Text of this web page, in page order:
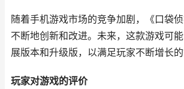
随着手机游戏市场的竞争加剧，《口袋
不断地创新和改进。未来，这款游戏可
展版本和升级版，以满足玩家不断增长的
玩家对游戏的评价